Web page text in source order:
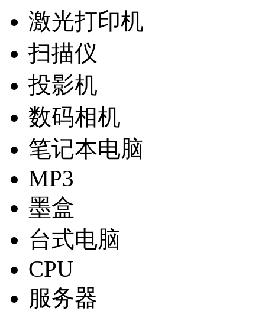
激光打印机
扫描仪
投影机
数码相机
笔记本电脑
MP3
墨盒
台式电脑
CPU
服务器